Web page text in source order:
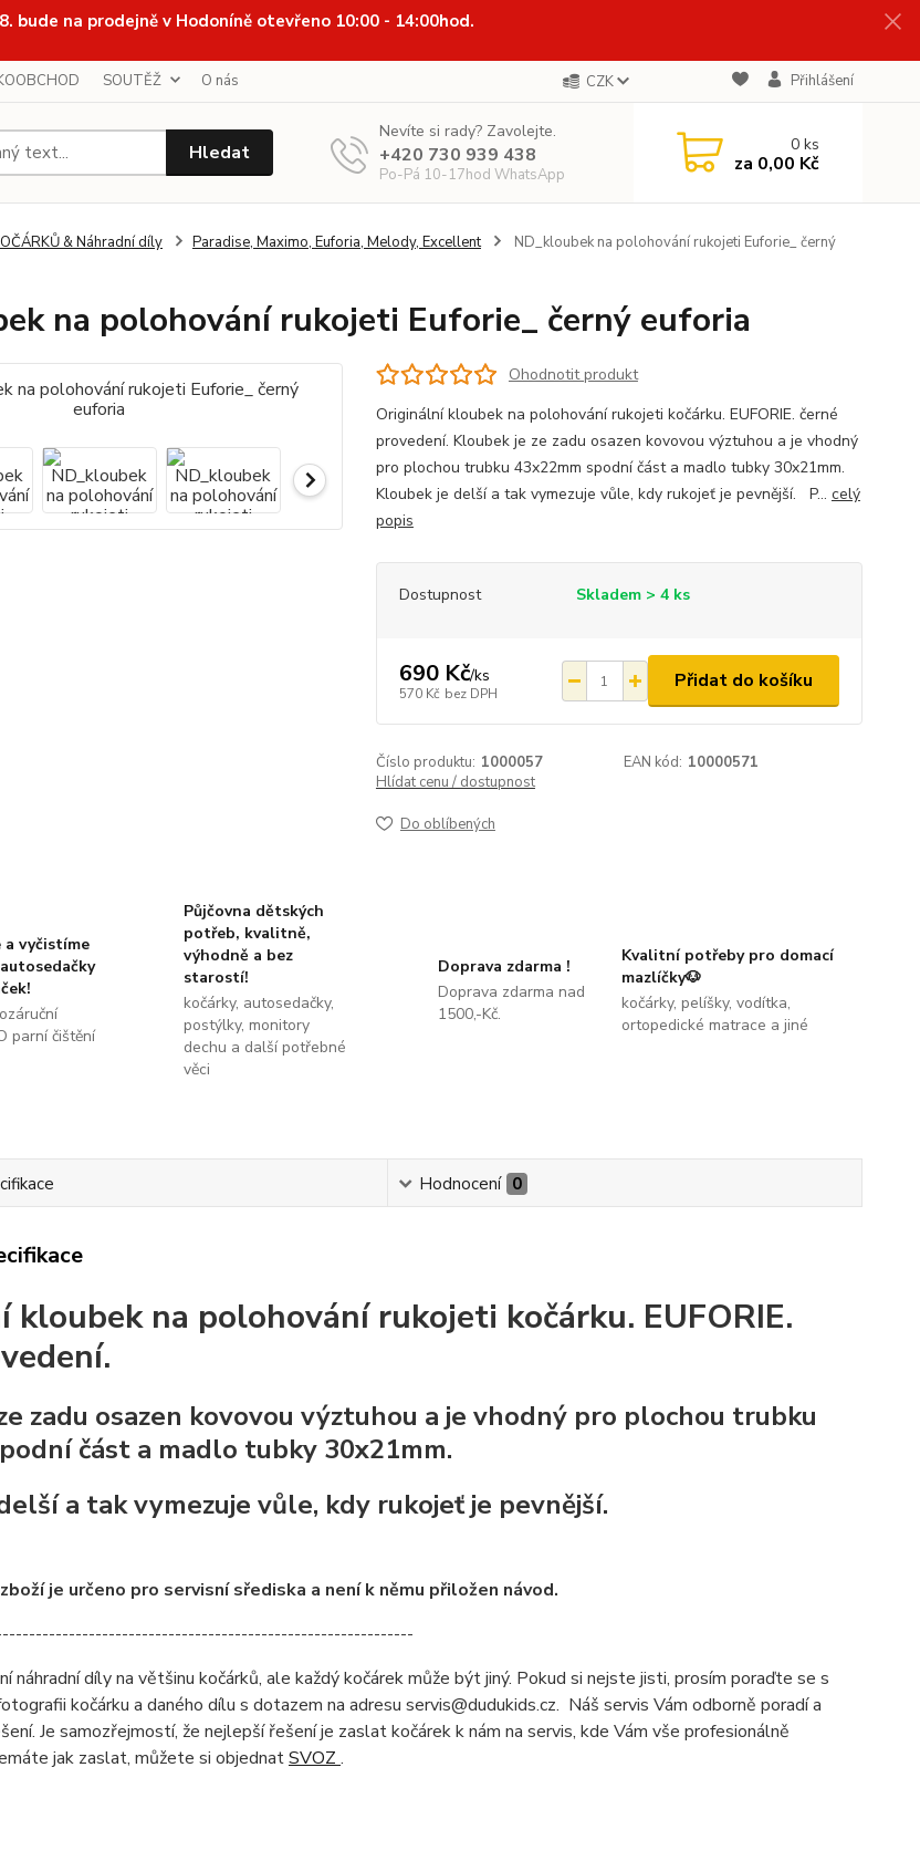
bude na prodejně v Hodoníně otevřeno 10:00 - 14:00hod.
SOUTĚŽ O nás CZK Přihlášení
Hledat
Nevíte si rady? Zavolejte.
+420 730 939 438
Po-Pá 10-17hod WhatsApp
0ks
za 0,00 Kč
& Náhradní díly Paradise, Maximo, Euforia, Melody, Excellent
ND_kloubek na polohování rukojeti Euforie_ černý
na polohování rukojeti Euforie_ černý euforia
Ohodnotit produkt
Originální kloubek na polohování rukojeti kočárku. EUFORIE. černé
provedení. Kloubek je ze zadu osazen kovovou výztuhou a je vhodný
pro plochou trubku 43x22mm spodní část a madlo tubky 30x21mm.
Kloubek je delší a tak vymezuje vůle, kdy rukojeť je pevnější. P... celý
popis
Dostupnost Skladem > 4 ks
690 Kč/ks
570 Kč bez DPH
Přidat do košíku
Číslo produktu: 1000057 EAN kód: 10000571
Hlídat cenu / dostupnost
Do oblíbených
a vyčistíme
parní čištění
Půjčovna dětských
potřeb, kvalitně,
výhodně a bez
starostí!
kočárky, autosedačky,
postýlky, monitory
dechu a další potřebné
věci
Doprava zdarma !
Doprava zdarma nad
1500,-Kč.
Kvalitní potřeby pro domací
mazlíčky🐶
kočárky, pelíšky, vodítka,
ortopedické matrace a jiné
Hodnocení 0
kloubek na polohování rukojeti kočárku. EUFORIE.
zadu osazen kovovou výztuhou a je vhodný pro plochou trubku
část a madlo tubky 30x21mm.
a tak vymezuje vůle, kdy rukojeť je pevnější.
je určeno pro servisní sřediska a není k němu přiložen návod.
náhradní díly na většinu kočárků, ale každý kočárek může být jiný. Pokud si nejste jisti, prosím poraďte se s
kočárku a daného dílu s dotazem na adresu servis@dudukids.cz. Náš servis Vám odborně poradí a
Je samozřejmostí, že nejlepší řešení je zaslat kočárek k nám na servis, kde Vám vše profesionálně
jak zaslat, můžete si objednatSVOZ .